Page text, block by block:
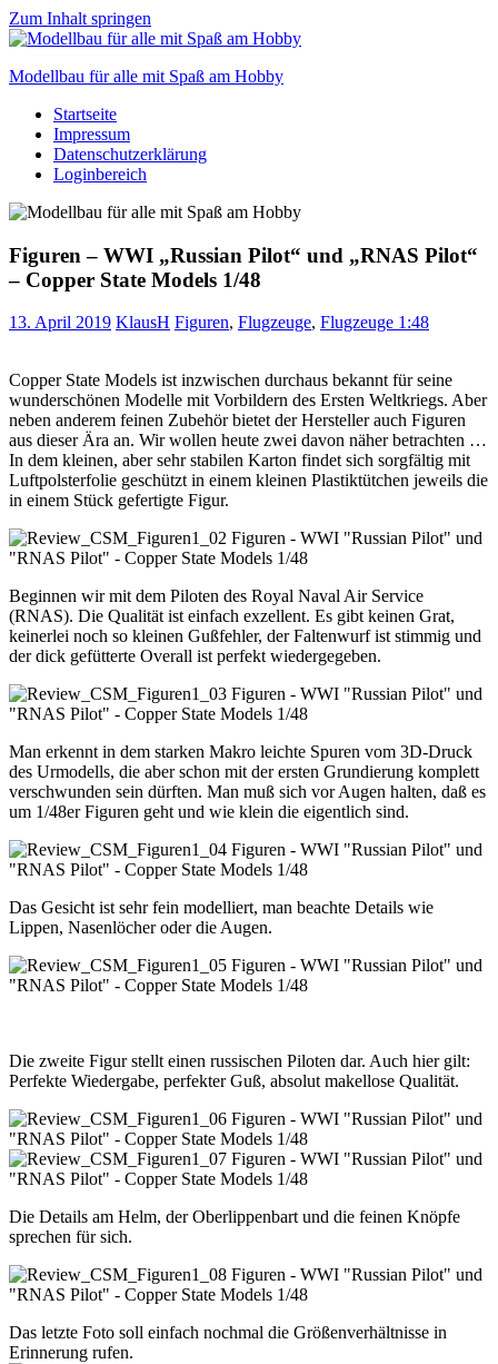
Zum Inhalt springen
Modellbau für alle mit Spaß am Hobby
Scale
modelling
to
Startseite
Impressum
Datenschutzerklärung
Loginbereich
Figuren – WWI „Russian Pilot“ und „RNAS Pilot“
– Copper State Models 1/48
13. April 2019 KlausH Figuren, Flugzeuge, Flugzeuge 1:48
Copper State Models ist inzwischen durchaus bekannt für seine
wunderschönen Modelle mit Vorbildern des Ersten Weltkriegs. Aber
neben anderem feinen Zubehör bietet der Hersteller auch Figuren
aus dieser Ära an. Wir wollen heute zwei davon näher betrachten …
In dem kleinen, aber sehr stabilen Karton findet sich sorgfältig mit
Luftpolsterfolie geschützt in einem kleinen Plastiktütchen jeweils die
in einem Stück gefertigte Figur.
Beginnen wir mit dem Piloten des Royal Naval Air Service
(RNAS). Die Qualität ist einfach exzellent. Es gibt keinen Grat,
keinerlei noch so kleinen Gußfehler, der Faltenwurf ist stimmig und
der dick gefütterte Overall ist perfekt wiedergegeben.
Man erkennt in dem starken Makro leichte Spuren vom 3D-Druck
des Urmodells, die aber schon mit der ersten Grundierung komplett
verschwunden sein dürften. Man muß sich vor Augen halten, daß es
um 1/48er Figuren geht und wie klein die eigentlich sind.
Das Gesicht ist sehr fein modelliert, man beachte Details wie
Lippen, Nasenlöcher oder die Augen.
Die zweite Figur stellt einen russischen Piloten dar. Auch hier gilt:
Perfekte Wiedergabe, perfekter Guß, absolut makellose Qualität.
Die Details am Helm, der Oberlippenbart und die feinen Knöpfe
sprechen für sich.
Das letzte Foto soll einfach nochmal die Größenverhältnisse in
Erinnerung rufen.